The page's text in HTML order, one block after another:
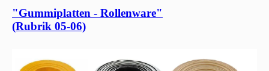
"Gummiplatten - Rollenware"
(Rubrik 05-06)